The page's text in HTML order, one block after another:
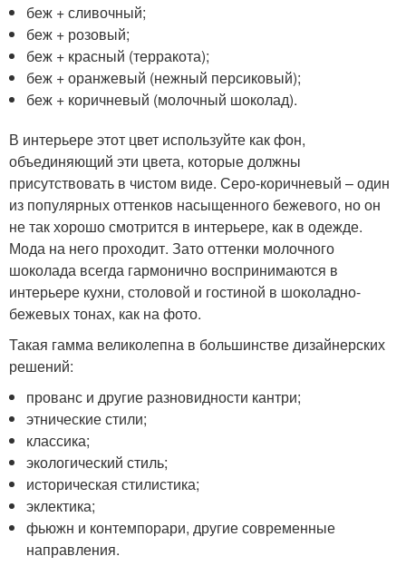
беж + сливочный;
беж + розовый;
беж + красный (терракота);
беж + оранжевый (нежный персиковый);
беж + коричневый (молочный шоколад).
В интерьере этот цвет используйте как фон,
объединяющий эти цвета, которые должны
присутствовать в чистом виде. Серо-коричневый – один
из популярных оттенков насыщенного бежевого, но он
не так хорошо смотрится в интерьере, как в одежде.
Мода на него проходит. Зато оттенки молочного
шоколада всегда гармонично воспринимаются в
интерьере кухни, столовой и гостиной в шоколадно-
бежевых тонах, как на фото.
Такая гамма великолепна в большинстве дизайнерских
решений:
прованс и другие разновидности кантри;
этнические стили;
классика;
экологический стиль;
историческая стилистика;
эклектика;
фьюжн и контемпорари, другие современные
направления.